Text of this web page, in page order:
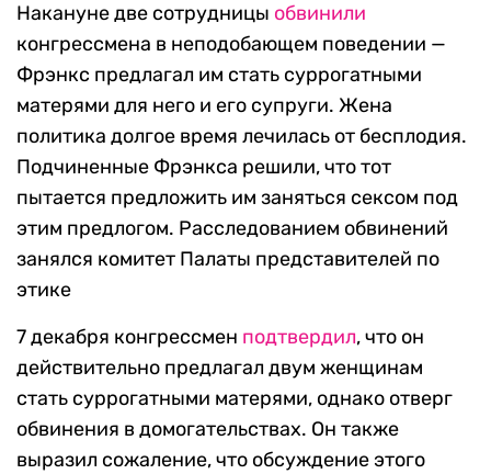
Накануне две сотрудницы обвинили
конгрессмена в неподобающем поведении —
Фрэнкс предлагал им стать суррогатными
матерями для него и его супруги. Жена
политика долгое время лечилась от бесплодия.
Подчиненные Фрэнкса решили, что тот
пытается предложить им заняться сексом под
этим предлогом. Расследованием обвинений
занялся комитет Палаты представителей по
этике
7 декабря конгрессмен подтвердил, что он
действительно предлагал двум женщинам
стать суррогатными матерями, однако отверг
обвинения в домогательствах. Он также
выразил сожаление, что обсуждение этого